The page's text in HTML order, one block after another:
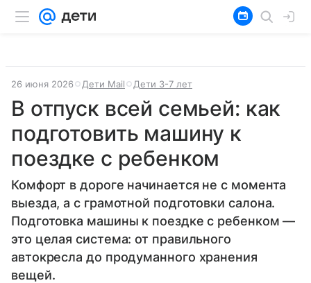
26 июня 2026 Дети Mail Дети 3-7 лет
В отпуск всей семьей: как
подготовить машину к
поездке с ребенком
Комфорт в дороге начинается не с момента
выезда, а с грамотной подготовки салона.
Подготовка машины к поездке с ребенком —
это целая система: от правильного
автокресла до продуманного хранения
вещей.